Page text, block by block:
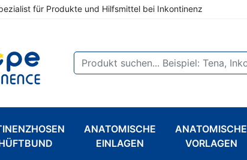
für Produkte und Hilfsmittel bei Inkontinenz
ANATOMISCHE
EINLAGEN
ANATOMISCHE
VORLAGEN